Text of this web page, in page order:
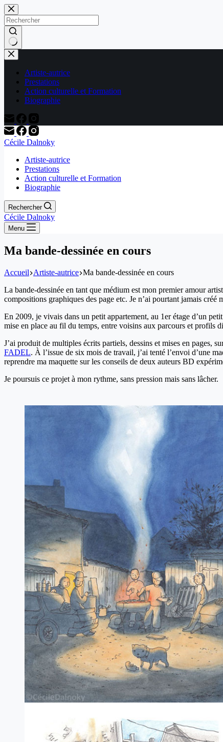
Passer
au
contenu
Aucun
résultat
Artiste-autrice
Prestations
Action culturelle et Formation
Biographie
Cécile Dalnoky
Artiste-autrice
Prestations
Action culturelle et Formation
Biographie
Rechercher
Cécile Dalnoky
Menu
Ma bande-dessinée en cours
Accueil Artiste-autrice Ma bande-dessinée en cours
La bande-dessinée en tant que médium est mon premier amour
compositions graphiques des page etc. Je n’ai pourtant jamais créé
En 2009, je vivais dans un petit appartement, au 1er étage d’un
mise en place au fil du temps, entre voisins aux parcours et profils
J’ai produit de multiples écrits partiels, dessins et mises en pages,
FADEL. À l’issue de six mois de travail, j’ai tenté l’envoi d’une
reprendre ma maquette sur les conseils de deux auteurs BD
Je poursuis ce projet à mon rythme, sans pression mais sans lâcher.